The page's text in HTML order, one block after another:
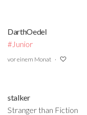
DarthOedel
#Junior
vor einem Monat
stalker
Stranger than Fiction